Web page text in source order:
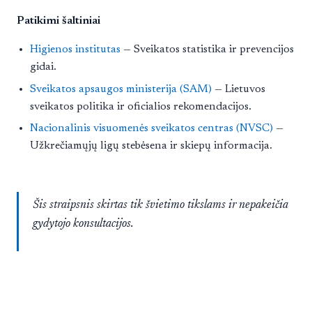
Patikimi šaltiniai
Higienos institutas — Sveikatos statistika ir prevencijos
gidai.
Sveikatos apsaugos ministerija (SAM) — Lietuvos
sveikatos politika ir oficialios rekomendacijos.
Nacionalinis visuomenės sveikatos centras (NVSC) —
Užkrečiamųjų ligų stebėsena ir skiepų informacija.
Šis straipsnis skirtas tik švietimo tikslams ir nepakeičia
gydytojo konsultacijos.